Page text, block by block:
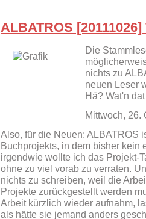
ALBATROS
Die
nichts zu
neuen Leser
Hä? Wat'n
Mittwoch, 26.
Also, für die Neuen: ALBATROS
Buchprojekts, in dem bisher kein
irgendwie wollte ich das Projekt-
ohne zu viel vorab zu verraten.
nichts zu schreiben, weil die
Projekte zurückgestellt werden
Arbeit kürzlich wieder aufnahm,
als hätte sie jemand anders